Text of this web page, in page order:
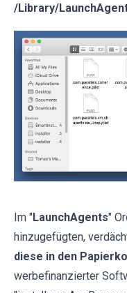
/Library/
Im "LaunchAgents"
hinzugefügten,
diese in den
werbefinanzierter